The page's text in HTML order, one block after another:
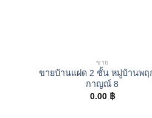
ขาย
ขายบ้านแฝด 2 ชั้น หมู่บ้านพฤ
กาญณ์ 8
0.00 ฿